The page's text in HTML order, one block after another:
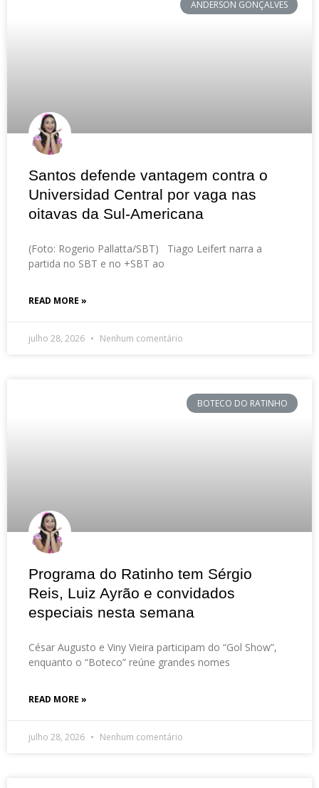
ANDERSON GONÇALVES
Santos defende vantagem contra o
Universidad Central por vaga nas
oitavas da Sul-Americana
(Foto: Rogerio Pallatta/SBT) Tiago Leifert narra a
partida no SBT e no +SBT ao
READ MORE »
julho 28, 2026 Nenhum comentário
BOTECO DO RATINHO
Programa do Ratinho tem Sérgio
Reis, Luiz Ayrão e convidados
especiais nesta semana
César Augusto e Viny Vieira participam do “Gol Show”,
enquanto o “Boteco” reúne grandes nomes
READ MORE »
julho 28, 2026 Nenhum comentário